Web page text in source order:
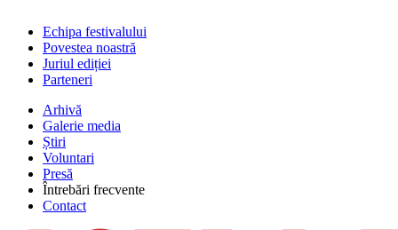
Echipa festivalului
Povestea noastră
Juriul ediției
Parteneri
Arhivă
Galerie media
Știri
Voluntari
Presă
Întrebări frecvente
Contact